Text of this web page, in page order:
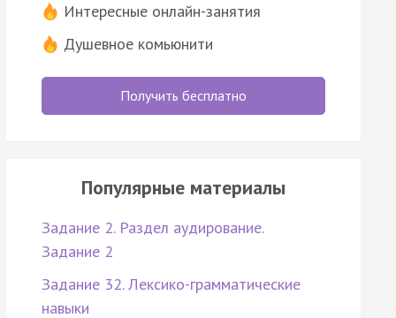
Интересные онлайн-занятия
Душевное комьюнити
Получить бесплатно
Популярные материалы
Задание 2. Раздел аудирование.
Задание 2
Задание 32. Лексико-грамматические
навыки